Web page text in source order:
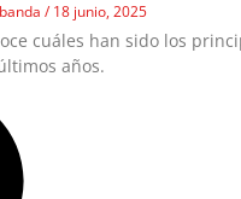
18 junio, 2025
cuáles han sido los
años.